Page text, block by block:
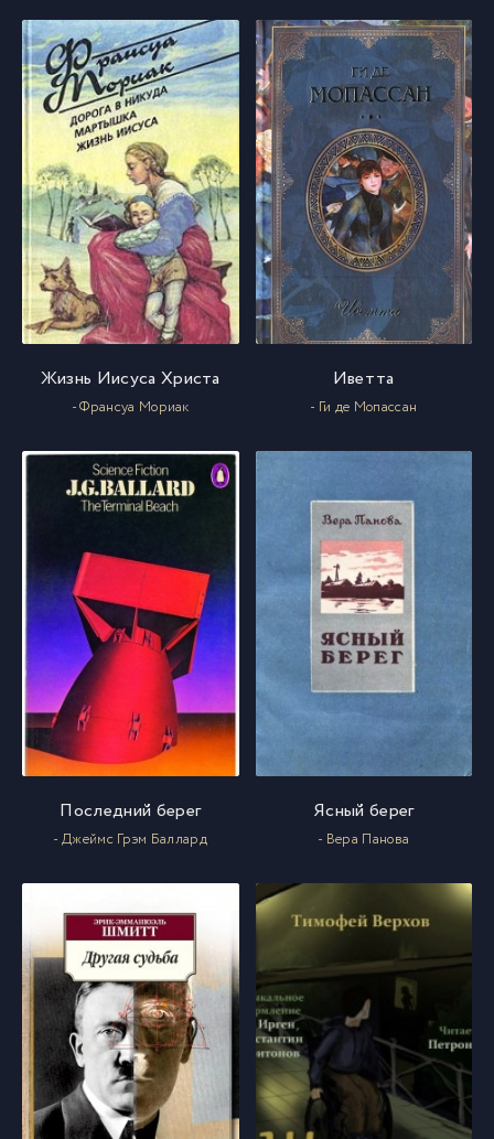
Жизнь Иисуса Христа
- Франсуа Мориак
Иветта
- Ги де Мопассан
Последний берег
- Джеймс Грэм Баллард
Ясный берег
- Вера Панова